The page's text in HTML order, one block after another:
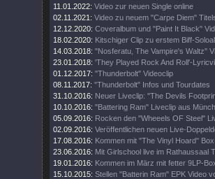
11.01.2022: Video zur neuen Single online
02.11.2021: Video zu neuem "Carpe Diem"
12.12.2020: Coveralbum und "Paint It Black"
18.02.2020: Kitschiger Clip zu erstem Biff-
14.03.2018: "Nosferatu, The Vampire's Waltz"
23.01.2018: 'They Played Rock And Roll'-
01.12.2017: "Thunderbolt" Videoclip
08.11.2017: "Thunderbolt" Infos und Tourdates
31.10.2016: Neuer Liveclip: "The Devils
10.10.2016: "Battering Ram" Liveclip aus
05.09.2016: Rocken den "Wheeels OF Steel"
02.09.2016: Veröffentlichen neuen Live-
17.08.2016: Kommen mit "The Vinyl Hoard"
23.06.2016: Mit Girlschool live im Rathaussaal
19.01.2016: Kommen im März mit fetter 9LP-
15.10.2015: Stellen "Batterin Ram" EPK Video